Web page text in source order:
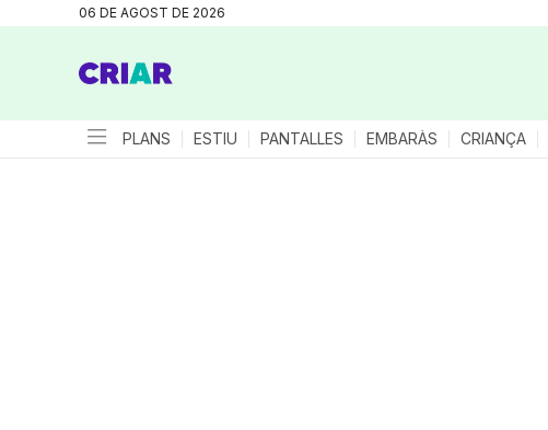
06 DE AGOST DE 2026
PLANS ESTIU PANTALLES EMBARÀS CRIANÇA